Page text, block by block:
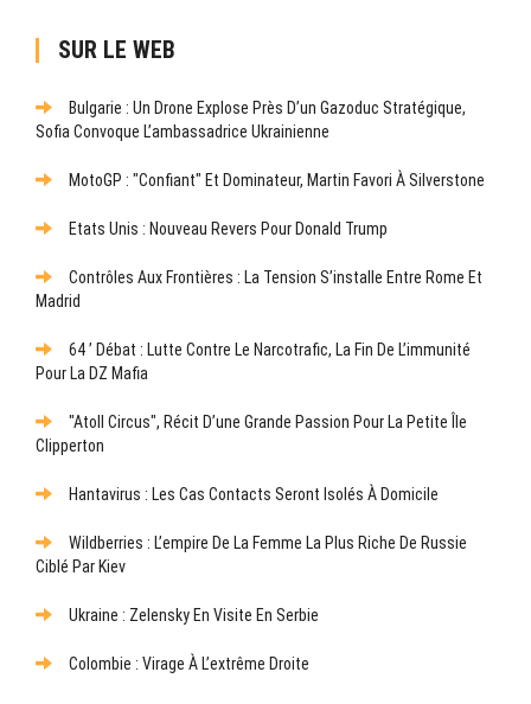
SUR LE WEB
Bulgarie : Un Drone Explose Près D’un Gazoduc Stratégique,
Sofia Convoque L’ambassadrice Ukrainienne
MotoGP : "Confiant" Et Dominateur, Martin Favori À Silverstone
Etats Unis : Nouveau Revers Pour Donald Trump
Contrôles Aux Frontières : La Tension S’installe Entre Rome Et
Madrid
64 ’ Débat : Lutte Contre Le Narcotrafic, La Fin De L’immunité
Pour La DZ Mafia
"Atoll Circus", Récit D’une Grande Passion Pour La Petite Île
Clipperton
Hantavirus : Les Cas Contacts Seront Isolés À Domicile
Wildberries : L’empire De La Femme La Plus Riche De Russie
Ciblé Par Kiev
Ukraine : Zelensky En Visite En Serbie
Colombie : Virage À L’extrême Droite